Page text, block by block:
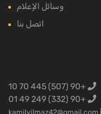
وسائل الإعلام
اتصل بنا
+90 (507) 445 70 10
+90 (332) 249 49 01
kamilyilmaz42@gmail.com